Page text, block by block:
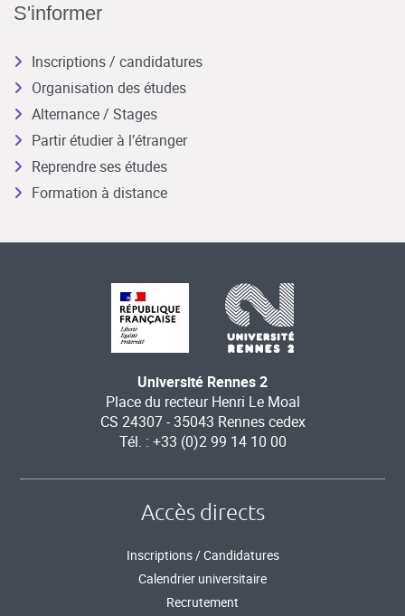
S'informer
Inscriptions / candidatures
Organisation des études
Alternance / Stages
Partir étudier à l’étranger
Reprendre ses études
Formation à distance
Université Rennes 2
Place du recteur Henri Le Moal
CS 24307 - 35043 Rennes cedex
Tél. : +33 (0)2 99 14 10 00
Accès directs
Inscriptions / Candidatures
Calendrier universitaire
Recrutement